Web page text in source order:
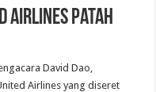
Airlines patah
David Dao,
Airlines yang diseret